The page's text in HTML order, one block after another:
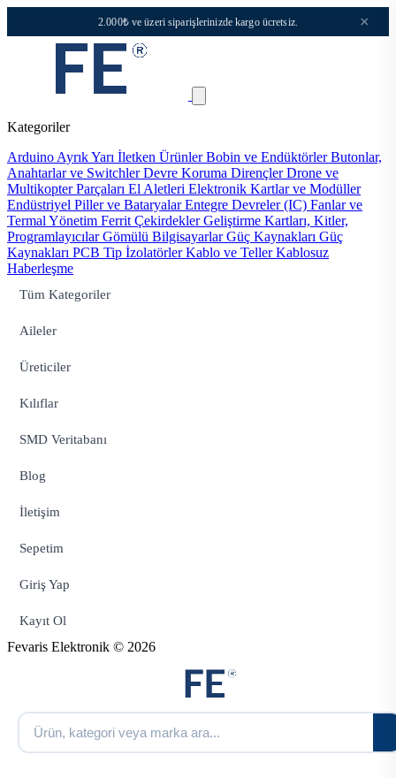
2.000₺ ve üzeri siparişlerinizde kargo ücretsiz. ×
Kategoriler
Arduino Ayrık Yarı İletken ÜrünlerBobin ve EndüktörlerButonlar,
Anahtarlar ve SwitchlerDevre Koruma DirençlerDrone ve
Multikopter Parçaları El Aletleri Elektronik Kartlar ve Modüller
Endüstriyel Piller ve BataryalarEntegre Devreler (IC) Fanlar ve
Termal Yönetim Ferrit ÇekirdeklerGeliştirme Kartları, Kitler,
ProgramlayıcılarGömülü BilgisayarlarGüç Kaynakları Güç
Kaynakları PCB Tip İzolatörlerKablo ve TellerKablosuz
Haberleşme
Tüm Kategoriler
Aileler
Üreticiler
Kılıflar
SMD Veritabanı
Blog
İletişim
Sepetim
Giriş Yap
Kayıt Ol
Fevaris Elektronik © 2026